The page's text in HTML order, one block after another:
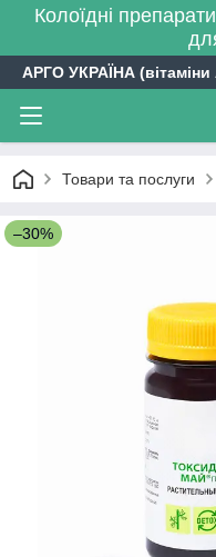
Колоїдні
АРГО УКРАЇНА (вітаміни
Товари та послуги
–30%